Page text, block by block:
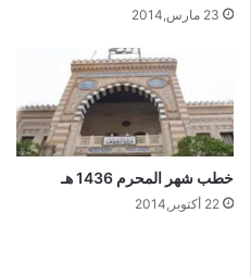
23 مارس,2014
خطب شهر المحرم 1436 هـ
22 أكتوبر,2014